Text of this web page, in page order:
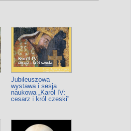
Jubileuszowa
wystawa i sesja
naukowa „Karol IV:
cesarz i król czeski”